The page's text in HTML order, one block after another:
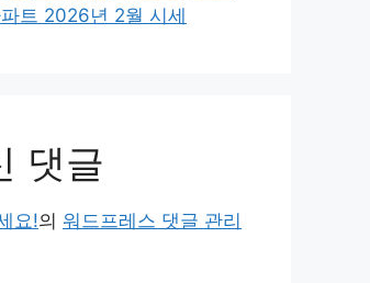
트 2026년 2월 시세
댓글
요!의 워드프레스 댓글 관리